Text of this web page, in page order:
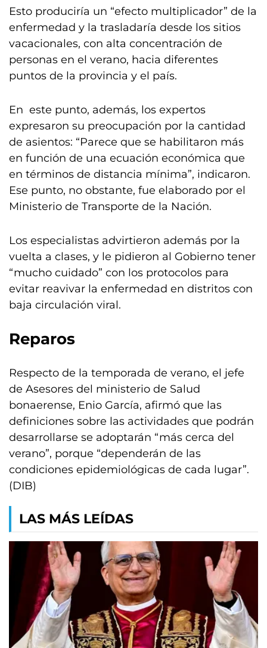
Esto produciría un “efecto multiplicador” de la
enfermedad y la trasladaría desde los sitios
vacacionales, con alta concentración de
personas en el verano, hacia diferentes
puntos de la provincia y el país.
En este punto, además, los expertos
expresaron su preocupación por la cantidad
de asientos: “Parece que se habilitaron más
en función de una ecuación económica que
en términos de distancia mínima”, indicaron.
Ese punto, no obstante, fue elaborado por el
Ministerio de Transporte de la Nación.
Los especialistas advirtieron además por la
vuelta a clases, y le pidieron al Gobierno tener
“mucho cuidado” con los protocolos para
evitar reavivar la enfermedad en distritos con
baja circulación viral.
Reparos
Respecto de la temporada de verano, el jefe
de Asesores del ministerio de Salud
bonaerense, Enio García, afirmó que las
definiciones sobre las actividades que podrán
desarrollarse se adoptarán “más cerca del
verano”, porque “dependerán de las
condiciones epidemiológicas de cada lugar”.
(DIB)
LAS MÁS LEÍDAS